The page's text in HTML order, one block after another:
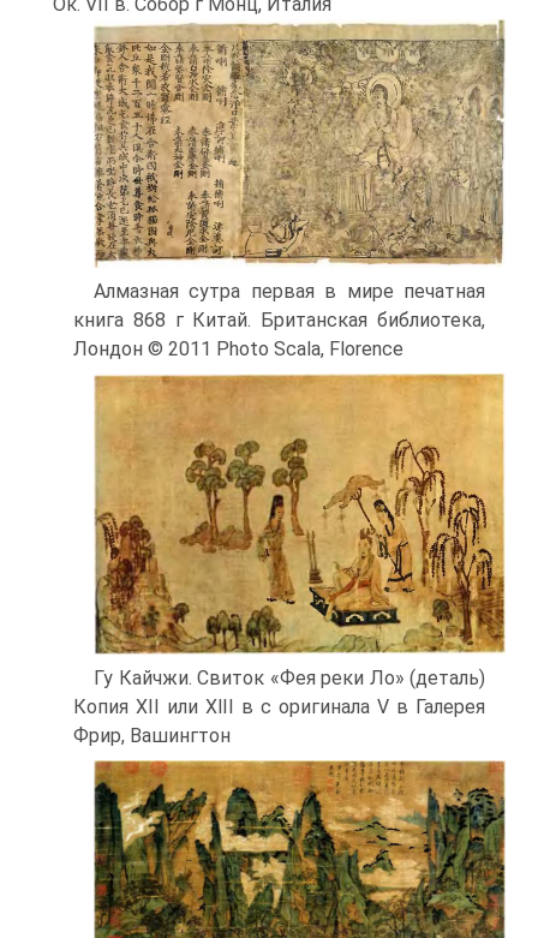
Алмазная сутра первая в мире печатная
книга 868 г Китай. Британская библиотека,
Лондон © 2011 Photo Scala, Florence
Гу Кайчжи. Свиток «Фея реки Ло» (деталь)
Копия XII или XlII в с оригинала V в Галерея
Фрир, Вашингтон